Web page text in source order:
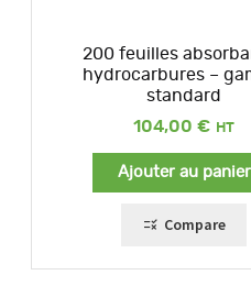
200 feuilles
hydrocarbures –
standard
104,00 €
Ajouter au panier
Compare